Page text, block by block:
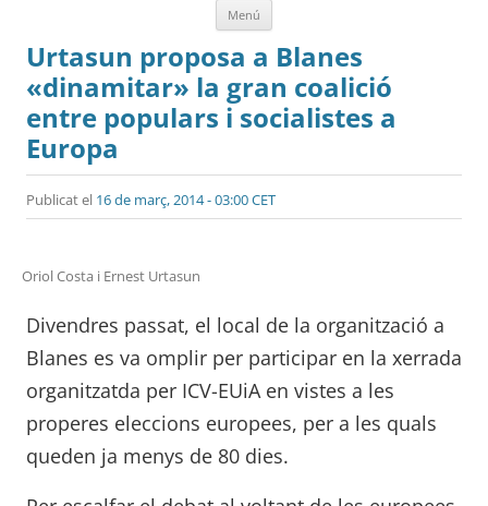
Menú
Urtasun proposa a Blanes
«dinamitar» la gran coalició
entre populars i socialistes a
Europa
Publicat el 16 de març, 2014 - 03:00 CET
Oriol Costa i Ernest Urtasun
Divendres passat, el local de la organització a
Blanes es va omplir per participar en la xerrada
organitzatda per ICV-EUiA en vistes a les
properes eleccions europees, per a les quals
queden ja menys de 80 dies.